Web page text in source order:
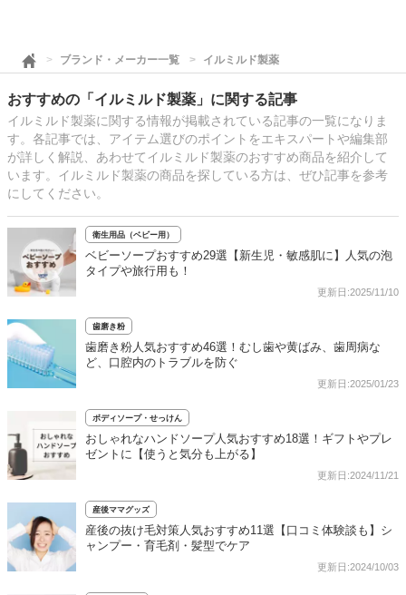
ブランド・メーカー一覧 イルミルド製薬
おすすめの「イルミルド製薬」に関する記事
イルミルド製薬に関する情報が掲載されている記事の一覧になりま
す。各記事では、アイテム選びのポイントをエキスパートや編集部
が詳しく解説、あわせてイルミルド製薬のおすすめ商品を紹介して
います。イルミルド製薬の商品を探している方は、ぜひ記事を参考
にしてください。
衛生用品（ベビー用）
ベビーソープおすすめ29選【新生児・敏感肌に】人気の泡
タイプや旅行用も！
更新日:2025/11/10
歯磨き粉
歯磨き粉人気おすすめ46選！むし歯や黄ばみ、歯周病な
ど、口腔内のトラブルを防ぐ
更新日:2025/01/23
ボディソープ・せっけん
おしゃれなハンドソープ人気おすすめ18選！ギフトやプレ
ゼントに【使うと気分も上がる】
更新日:2024/11/21
産後ママグッズ
産後の抜け毛対策人気おすすめ11選【口コミ体験談も】シ
ャンプー・育毛剤・髪型でケア
更新日:2024/10/03